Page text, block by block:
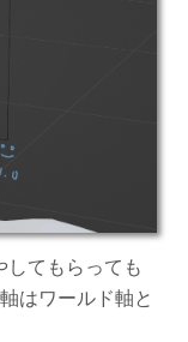
してもらっても
はワールド軸と